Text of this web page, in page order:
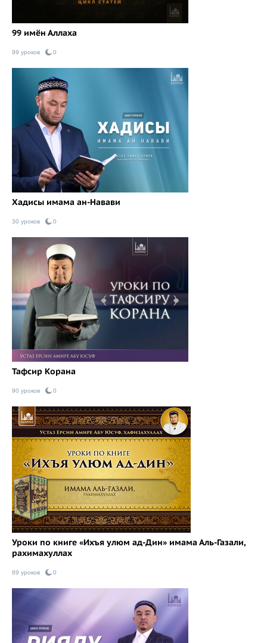
99 имён Аллаха
99 уроков 0
Хадисы имама ан-Навави
30 уроков 0
Тафсир Корана
90 уроков 0
Уроки по книге «Ихъя улюм ад-Дин» имама Аль-Газали,
рахимахуллах
89 уроков 0